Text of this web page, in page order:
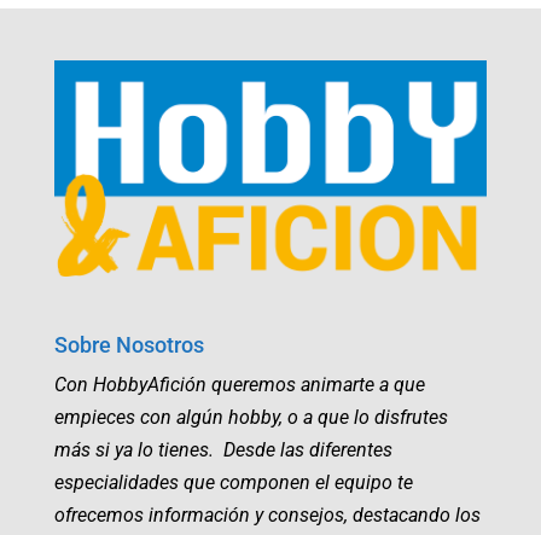
Sobre Nosotros
Con HobbyAfición queremos animarte a que
empieces con algún hobby, o a que lo disfrutes
más si ya lo tienes. Desde las diferentes
especialidades que componen el equipo te
ofrecemos información y consejos, destacando los